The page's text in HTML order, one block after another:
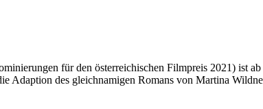
für den österreichischen Filmpreis 2021) ist
des gleichnamigen Romans von Martina